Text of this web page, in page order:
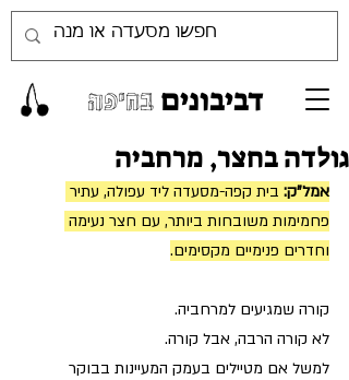
דביבוניםבחיפה
גולדה בחצר, מרחביה
אמל"ק: בית קפה-מסעדה ליד עפולה, עתיר
פחמימות משובחות ביותר, עם חצר נעימה
וחדרים פנימיים מקסימים.
קורה שמגיעים למרחביה.
לא קורה הרבה, אבל קורה.
למשל אם מטיילים בעמק המעיינות בבוקר